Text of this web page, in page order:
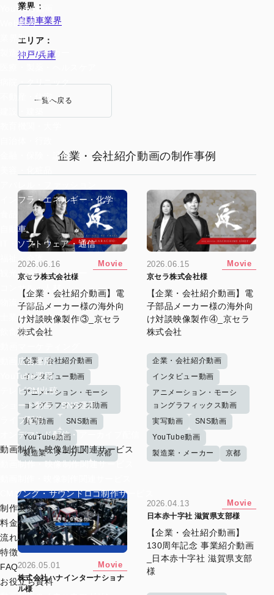
YouTube動画
Web動画
業界別
製造業・メーカー
病院・クリニック
不動産・住宅
金融・保険・証券
インフラ・エネルギー・化学
自動車
IT・ソフトウェア・通信
福祉・介護
観光・旅行・レジャー
コンサル・人材
物流・運送
飲食店
動画広告運用
YouTube運用
テレビCM出稿
ショート動画・SNS運用
ライブ配信
オンデマンド配信・アーカイブ配信
動画制作・映像制作関連サービス
動画制作・映像制作関連サービス
CMソング・サウンドロゴ制作サービス
制作実績
料金
流れ
特徴
FAQ
お役立ち資料
業界：
自動車業界
エリア：
神戸/兵庫
一覧へ戻る
企業・会社紹介動画の制作事例
2026.06.16 Movie
京セラ株式会社様
【企業・会社紹介動画】電
子部品メーカー様の海外向
け対談映像製作③_京セラ
株式会社
企業・会社紹介動画
インタビュー動画
アニメーション・モーシ
ョングラフィックス動画
実写動画
SNS動画
YouTube動画
製造業・メーカー
京都
2026.06.15 Movie
京セラ株式会社様
【企業・会社紹介動画】電
子部品メーカー様の海外向
け対談映像製作④_京セラ
株式会社
企業・会社紹介動画
インタビュー動画
アニメーション・モーシ
ョングラフィックス動画
実写動画
SNS動画
YouTube動画
製造業・メーカー
京都
2026.05.01 Movie
株式会社ハナインターナショナ
ル様
2026.04.13 Movie
日本赤十字社 滋賀県支部様
【企業・会社紹介動画】
130周年記念 事業紹介動画
_日本赤十字社 滋賀県支部
様